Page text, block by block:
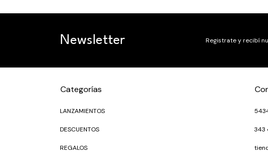
Newsletter Registrate y recibí
Categorías
LANZAMIENTOS
DESCUENTOS
REGALOS
343